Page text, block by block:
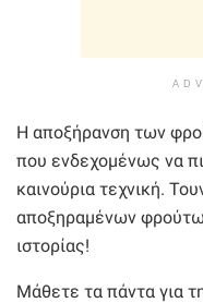
Η αποξήρανση των
που ενδεχομένως να
καινούρια τεχνική.
αποξηραμένων
ιστορίας!
Μάθετε τα πάντα για